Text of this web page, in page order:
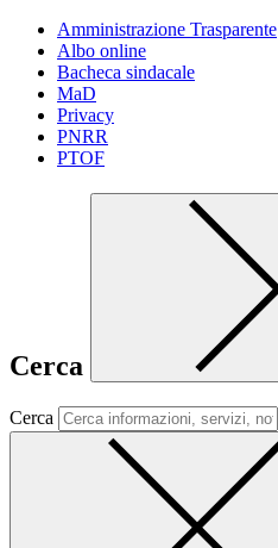
Amministrazione Trasparente
Albo online
Bacheca sindacale
MaD
Privacy
PNRR
PTOF
Cerca
Cerca